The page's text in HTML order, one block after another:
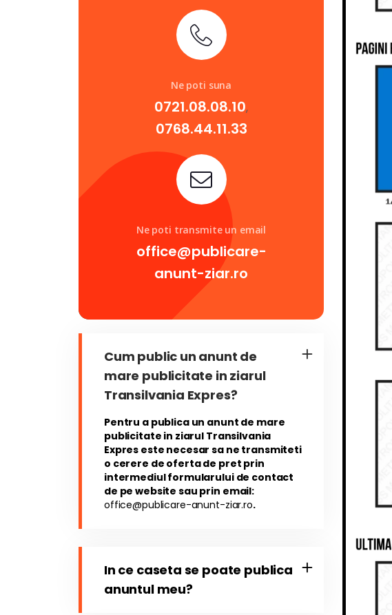
Ne poti suna
0721.08.08.10,
0768.44.11.33
Ne poti transmite un email
office@publicare-
anunt-ziar.ro
Cum public un anunt de
mare publicitate in ziarul
Transilvania Expres?
Pentru a publica un anunt de mare
publicitate in ziarul Transilvania
Expres este necesar sa ne transmiteti
o cerere de oferta de pret prin
intermediul formularului de contact
de pe website sau prin email:
office@publicare-anunt-ziar.ro.
In ce caseta se poate publica
anuntul meu?